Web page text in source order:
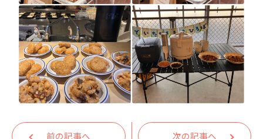
前の記事へ 次の記事へ